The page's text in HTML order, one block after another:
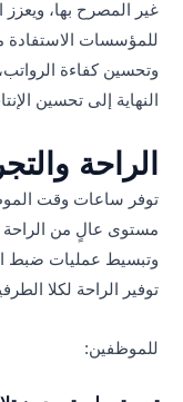
غير المصرح بها، ويعزز
للمؤسسات الاستفادة
وتحسين كفاءة
النهاية إلى تحسين
الراحة
توفر ساعات وقت
مستوى عالٍ من
وتبسيط عمليات ضبط
توفير الراحة لكلا
للموظفين: